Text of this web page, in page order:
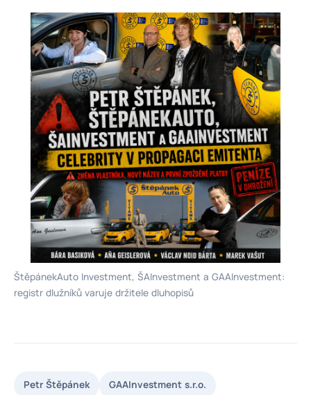
ŠtěpánekAuto Investment, ŠAInvestment a GAAInvestment:
registr dlužníků varuje držitele dluhopisů
Petr Štěpánek GAAInvestment s.r.o.